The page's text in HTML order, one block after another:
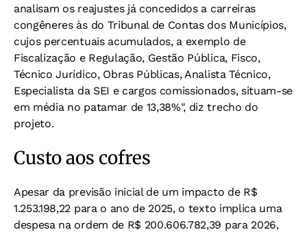
analisam os reajustes já concedidos a carreiras
congêneres às do Tribunal de Contas dos Municípios,
cujos percentuais acumulados, a exemplo de
Fiscalização e Regulação, Gestão Pública, Fisco,
Técnico Jurídico, Obras Públicas, Analista Técnico,
Especialista da SEI e cargos comissionados, situam-se
em média no patamar de 13,38%", diz trecho do
projeto.
Custo aos cofres
Apesar da previsão inicial de um impacto de R$
1.253.198,22 para o ano de 2025, o texto implica uma
despesa na ordem de R$ 200.606.782,39 para 2026,